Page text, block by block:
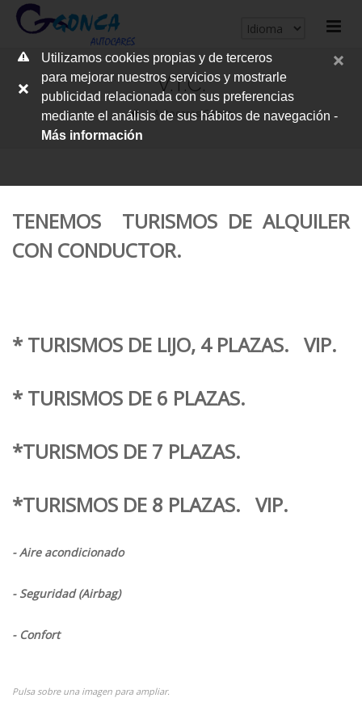
cerrar
Utilizamos cookies propias y de terceros
para mejorar nuestros servicios y mostrarle
publicidad relacionada con sus preferencias
mediante el análisis de sus hábitos de navegación -
Más información
V.T.C.
Autocares Gonca
TENEMOS TURISMOS DE ALQUILER
CON CONDUCTOR.
* TURISMOS DE LIJO, 4 PLAZAS. VIP.
* TURISMOS DE 6 PLAZAS.
*TURISMOS DE 7 PLAZAS.
*TURISMOS DE 8 PLAZAS. VIP.
- Aire acondicionado
- Seguridad (Airbag)
- Confort
Pulsa sobre una imagen para ampliar.